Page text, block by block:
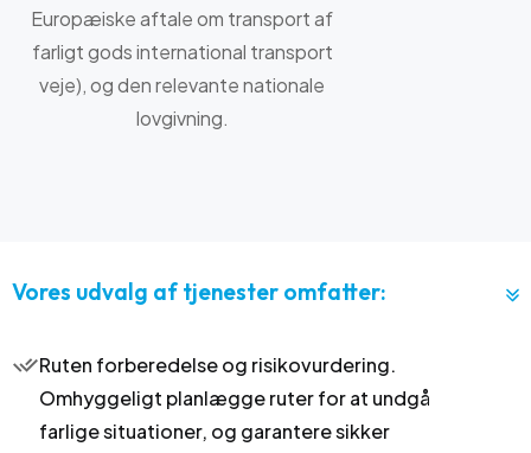
Europæiske aftale om transport af
farligt gods international transport
veje), og den relevante nationale
lovgivning.
Vores udvalg af tjenester omfatter:
Ruten forberedelse og risikovurdering.
Omhyggeligt planlægge ruter for at undgå
farlige situationer, og garantere sikker